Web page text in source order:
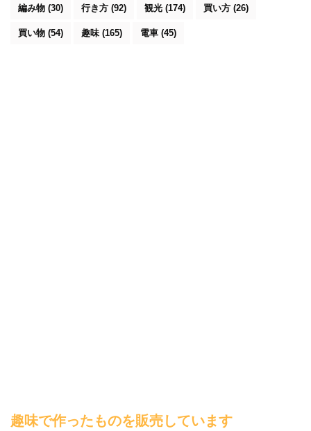
編み物 (30) 行き方 (92) 観光 (174) 買い方 (26)
買い物 (54) 趣味(165) 電車 (45)
趣味で作ったものを販売しています